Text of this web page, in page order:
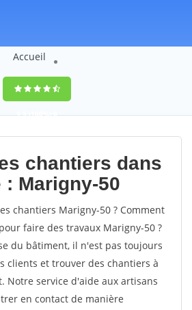
Accueil
9,5(100%)0
votes
chantiers dans
Marigny-50
chantiers Marigny-50 ? Comment
faire des travaux Marigny-50 ?
du bâtiment, il n'est pas toujours
clients et trouver des chantiers à
Notre service d'aide aux artisans
en contact de manière